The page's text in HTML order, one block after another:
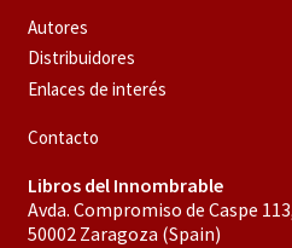
Autores
Distribuidores
Enlaces de interés
Contacto
Libros del Innombrable
Avda. Compromiso de Caspe
50002 Zaragoza (Spain)